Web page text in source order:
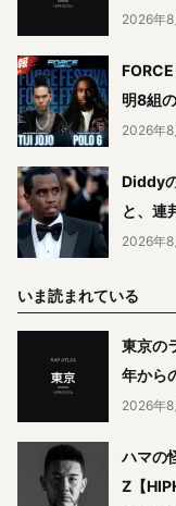
2026年8
明8組
2026年8
Diddy
と、連
2026年8
いま読まれている
東京の
年から
2026年8
ハマの
Z【